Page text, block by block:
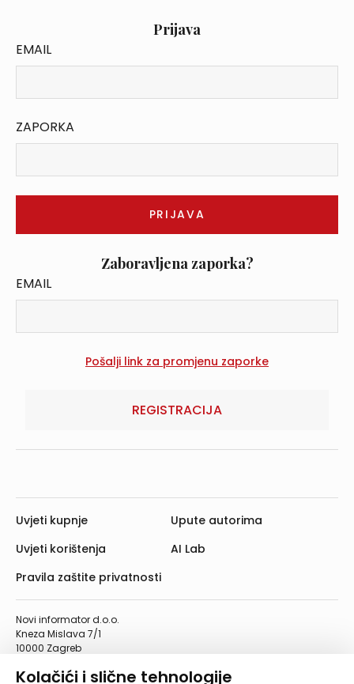
Kolačići i slične tehnologije
Prijava
EMAIL
ZAPORKA
Zaboravljena zaporka?
EMAIL
REGISTRACIJA
Novi informator d.o.o.
Kneza Mislava 7/1
10000 Zagreb
Telefaks: 01/4612-553
Uvjeti kupnje
Uvjeti korištenja
Pravila zaštite privatnosti
Upute autorima
AI Lab